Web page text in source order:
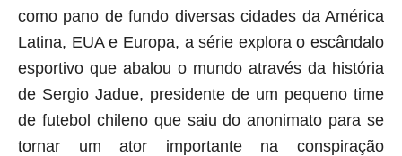
como pano de fundo diversas cidades da América
Latina, EUA e Europa, a série explora o escândalo
esportivo que abalou o mundo através da história
de Sergio Jadue, presidente de um pequeno time
de futebol chileno que saiu do anonimato para se
tornar um ator importante na conspiração